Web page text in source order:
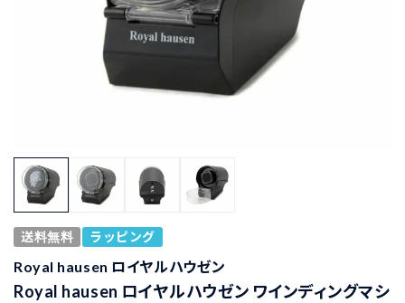
送料無料 ラッピング
Royal hausen ロイヤルハウゼン
Royal hausen ロイヤルハウゼン ワインディングマシ